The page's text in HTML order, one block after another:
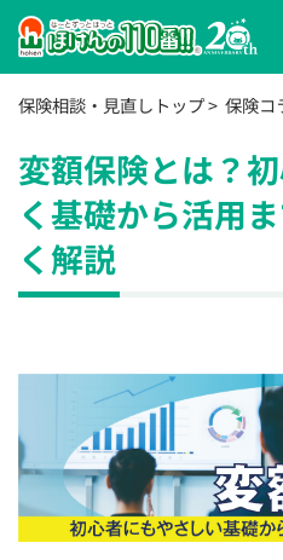
保険相談・見直しトップ 保険コ
変額保険とは？
く基礎から活用
く解説